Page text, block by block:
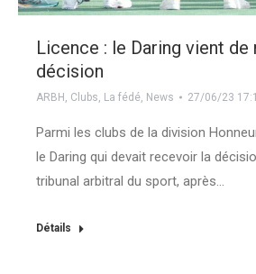
Licence : le Daring vient
décision
ARBH , Clubs, La fédé, News 27/06/23
Parmi les clubs de la division
le Daring qui devait recevoir la
tribunal arbitral du sport, après…
Détails